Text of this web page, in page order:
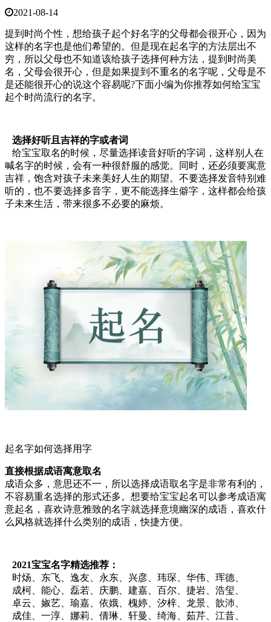
2021-08-14
提到时尚个性，想给孩子起个好名字的父母都会很开心，因为
这样的名字也是他们希望的。但是现在起名字的方法层出不
穷，所以父母也不知道该给孩子选择何种方法，提到时尚美
名，父母会很开心，但是如果提到不重名的名字呢，父母是不
是还能很开心的说这个容易呢?下面小编为你推荐如何给宝宝
起个时尚流行的名字。
选择好听且吉祥的字或者词
给宝宝取名的时候，尽量选择读音好听的字词，这样别人在
喊名字的时候，会有一种很舒服的感觉。同时，还必须要寓意
吉祥，饱含对孩子未来美好人生的期望。不要选择发音特别难
听的，也不要选择多音字，更不能选择生僻字，这样都会给孩
子未来生活，带来很多不必要的麻烦。
起名字如何选择用字
直接根据成语寓意取名
成语众多，意思还不一，所以选择成语取名字是非常有利的，
不容易重名选择的形式还多。想要给宝宝起名可以参考成语寓
意起名，喜欢诗意雅致的名字就选择意境幽深的成语，喜欢什
么风格就选择什么类别的成语，快捷方便。
2021宝宝名字精选推荐：
时炀、东飞、逸友、永东、兴彦、玮琛、华伟、珲德、
成柯、能心、磊若、庆鹏、建嘉、百尔、捷岩、浩玺、
卓云、婌艺、瑜嘉、依娥、槐婷、汐梓、龙景、歆沛、
成佳、一淳、娜莉、倩琳、轩曼、绮海、茹芹、江昔、